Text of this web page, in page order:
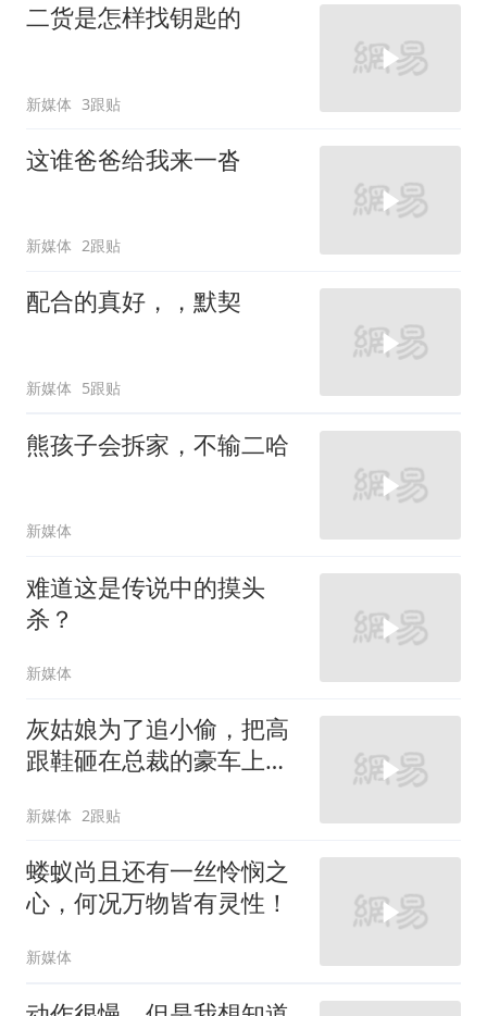
二货是怎样找钥匙的
新媒体 3跟贴
这谁爸爸给我来一沓
新媒体 2跟贴
配合的真好，，默契
新媒体 5跟贴
熊孩子会拆家，不输二哈
新媒体
难道这是传说中的摸头
杀？
新媒体
灰姑娘为了追小偷，把高
跟鞋砸在总裁的豪车上，
新媒体 2跟贴
蝼蚁尚且还有一丝怜悯之
心，何况万物皆有灵性！
新媒体